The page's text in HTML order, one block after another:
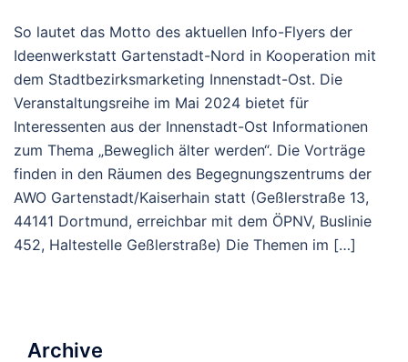
So lautet das Motto des aktuellen Info-Flyers der
Ideenwerkstatt Gartenstadt-Nord in Kooperation mit
dem Stadtbezirksmarketing Innenstadt-Ost. Die
Veranstaltungsreihe im Mai 2024 bietet für
Interessenten aus der Innenstadt-Ost Informationen
zum Thema „Beweglich älter werden“. Die Vorträge
finden in den Räumen des Begegnungszentrums der
AWO Gartenstadt/Kaiserhain statt (Geßlerstraße 13,
44141 Dortmund, erreichbar mit dem ÖPNV, Buslinie
452, Haltestelle Geßlerstraße) Die Themen im […]
Archive